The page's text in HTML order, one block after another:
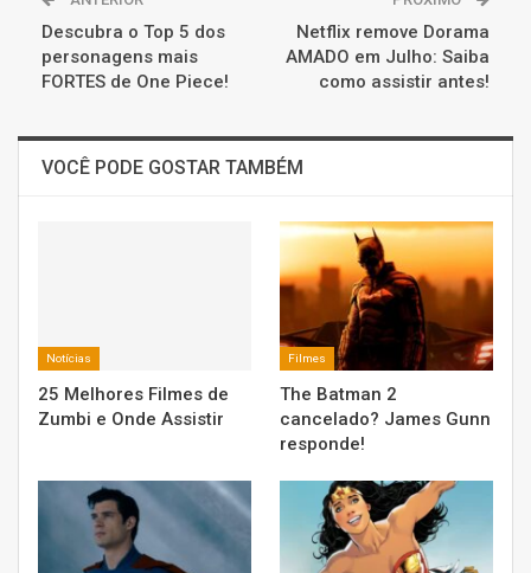
Descubra o Top 5 dos
personagens mais
FORTES de One Piece!
Netflix remove Dorama
AMADO em Julho: Saiba
como assistir antes!
VOCÊ PODE GOSTAR TAMBÉM
Notícias
25 Melhores Filmes de
Zumbi e Onde Assistir
Filmes
The Batman 2
cancelado? James Gunn
responde!